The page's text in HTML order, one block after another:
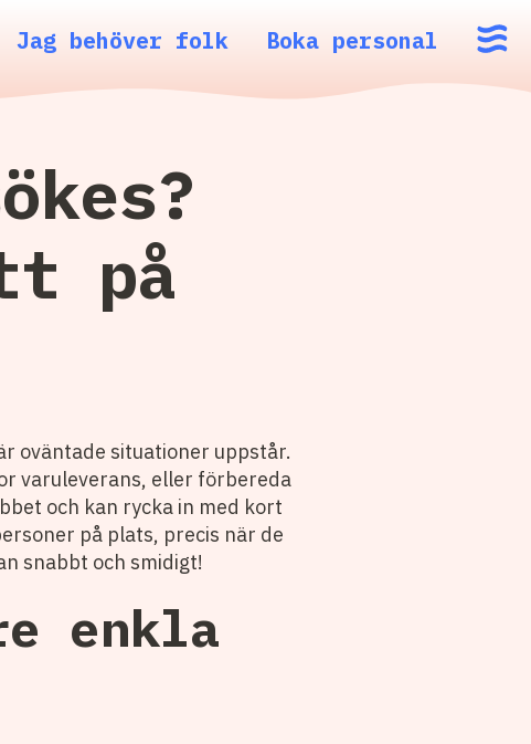
Jag behöver folk Boka personal
på
oväntade situationer uppstår.
varuleverans, eller förbereda
och kan rycka in med kort
på plats, precis när de
snabbt och smidigt!
enkla